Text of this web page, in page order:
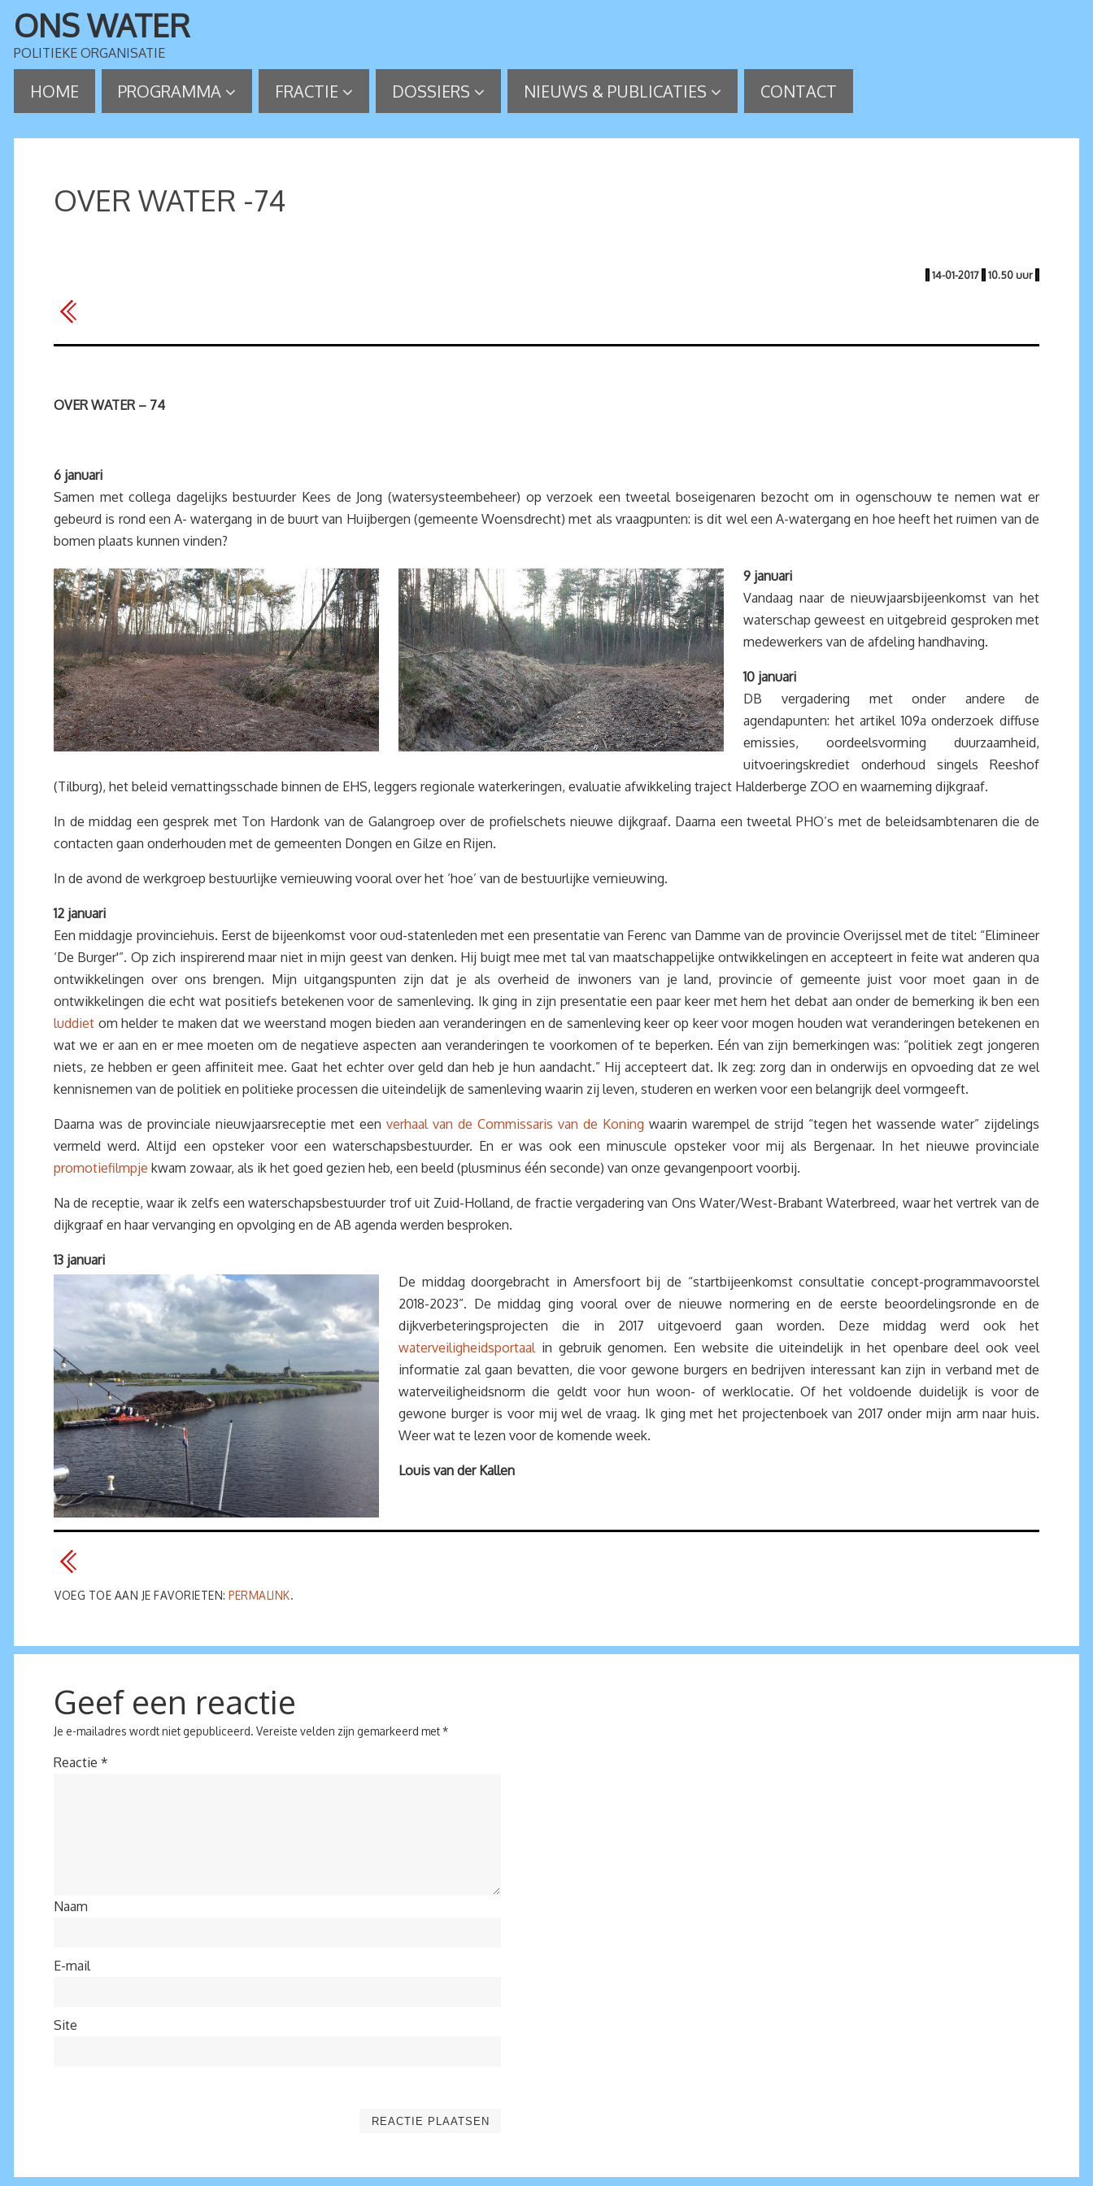
ONS WATER
POLITIEKE ORGANISATIE
HOME PROGRAMMA FRACTIE DOSSIERS NIEUWS & PUBLICATIES CONTACT
OVER WATER -74
| 14-01-2017 | 10.50 uur |
OVER WATER – 74
6 januari
Samen met collega dagelijks bestuurder Kees de Jong (watersysteembeheer) op verzoek een tweetal boseigenaren bezocht om in ogenschouw te nemen wat er
gebeurd is rond een A- watergang in de buurt van Huijbergen (gemeente Woensdrecht) met als vraagpunten: is dit wel een A-watergang en hoe heeft het ruimen van de
bomen plaats kunnen vinden?
9 januari
Vandaag naar de nieuwjaarsbijeenkomst van het
waterschap geweest en uitgebreid gesproken met
medewerkers van de afdeling handhaving.
10 januari
DB vergadering met onder andere de
agendapunten: het artikel 109a onderzoek diffuse
emissies, oordeelsvorming duurzaamheid,
uitvoeringskrediet onderhoud singels Reeshof
(Tilburg), het beleid vernattingsschade binnen de EHS, leggers regionale waterkeringen, evaluatie afwikkeling traject Halderberge ZOO en waarneming dijkgraaf.
In de middag een gesprek met Ton Hardonk van de Galangroep over de profielschets nieuwe dijkgraaf. Daarna een tweetal PHO’s met de beleidsambtenaren die de
contacten gaan onderhouden met de gemeenten Dongen en Gilze en Rijen.
In de avond de werkgroep bestuurlijke vernieuwing vooral over het ‘hoe’ van de bestuurlijke vernieuwing.
12 januari
Een middagje provinciehuis. Eerst de bijeenkomst voor oud-statenleden met een presentatie van Ferenc van Damme van de provincie Overijssel met de titel: “Elimineer
‘De Burger'”. Op zich inspirerend maar niet in mijn geest van denken. Hij buigt mee met tal van maatschappelijke ontwikkelingen en accepteert in feite wat anderen qua
ontwikkelingen over ons brengen. Mijn uitgangspunten zijn dat je als overheid de inwoners van je land, provincie of gemeente juist voor moet gaan in de
ontwikkelingen die echt wat positiefs betekenen voor de samenleving. Ik ging in zijn presentatie een paar keer met hem het debat aan onder de bemerking ik ben een
luddiet om helder te maken dat we weerstand mogen bieden aan veranderingen en de samenleving keer op keer voor mogen houden wat veranderingen betekenen en
wat we er aan en er mee moeten om de negatieve aspecten aan veranderingen te voorkomen of te beperken. Eén van zijn bemerkingen was: “politiek zegt jongeren
niets, ze hebben er geen affiniteit mee. Gaat het echter over geld dan heb je hun aandacht.” Hij accepteert dat. Ik zeg: zorg dan in onderwijs en opvoeding dat ze wel
kennisnemen van de politiek en politieke processen die uiteindelijk de samenleving waarin zij leven, studeren en werken voor een belangrijk deel vormgeeft.
Daarna was de provinciale nieuwjaarsreceptie met een verhaal van de Commissaris van de Koning waarin warempel de strijd “tegen het wassende water” zijdelings
vermeld werd. Altijd een opsteker voor een waterschapsbestuurder. En er was ook een minuscule opsteker voor mij als Bergenaar. In het nieuwe provinciale
promotiefilmpje kwam zowaar, als ik het goed gezien heb, een beeld (plusminus één seconde) van onze gevangenpoort voorbij.
Na de receptie, waar ik zelfs een waterschapsbestuurder trof uit Zuid-Holland, de fractie vergadering van Ons Water/West-Brabant Waterbreed, waar het vertrek van de
dijkgraaf en haar vervanging en opvolging en de AB agenda werden besproken.
13 januari
De middag doorgebracht in Amersfoort bij de “startbijeenkomst consultatie concept-programmavoorstel
2018-2023”. De middag ging vooral over de nieuwe normering en de eerste beoordelingsronde en de
dijkverbeteringsprojecten die in 2017 uitgevoerd gaan worden. Deze middag werd ook het
waterveiligheidsportaalin gebruik genomen. Een website die uiteindelijk in het openbare deel ook veel
informatie zal gaan bevatten, die voor gewone burgers en bedrijven interessant kan zijn in verband met de
waterveiligheidsnorm die geldt voor hun woon- of werklocatie. Of het voldoende duidelijk is voor de
gewone burger is voor mij wel de vraag. Ik ging met het projectenboek van 2017 onder mijn arm naar huis.
Weer wat te lezen voor de komende week.
Louis van der Kallen
VOEG TOE AAN JE FAVORIETEN: PERMALINK.
Geef een reactie
Je e-mailadres wordt niet gepubliceerd. Vereiste velden zijn gemarkeerd met*
Reactie *
Naam
E-mail
Site